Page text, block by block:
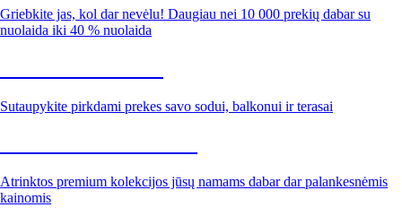
Griebkite jas, kol dar nevėlu! Daugiau nei 10 000 prekių dabar su
nuolaida iki 40 % nuolaida
Sutaupykite pirkdami prekes savo sodui, balkonui ir terasai
Atrinktos premium kolekcijos jūsų namams dabar dar palankesnėmis
kainomis